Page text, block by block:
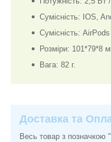
Сумісність: IOS,
Сумісність:
Розміри: 101*79*8
Вага: 82 г.
Доставка та
Весь товар з позначкою